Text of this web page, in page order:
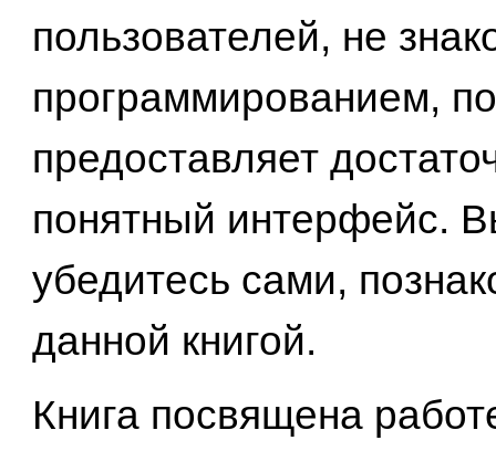
пользователей, не
программированием,
предоставляет
понятный интерфейс.
убедитесь сами,
данной книгой.
Книга посвящена